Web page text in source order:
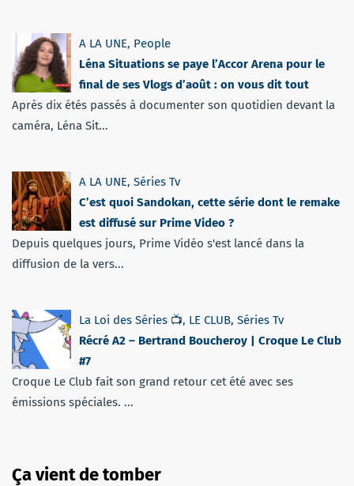
A LA UNE, People
Léna Situations se paye l’Accor Arena pour le
final de ses Vlogs d’août : on vous dit tout
Après dix étés passés à documenter son quotidien devant la
caméra, Léna Sit...
A LA UNE, Séries Tv
C’est quoi Sandokan, cette série dont le remake
est diffusé sur Prime Video ?
Depuis quelques jours, Prime Vidéo s'est lancé dans la
diffusion de la vers...
La Loi des Séries 📺, LE CLUB, Séries Tv
Récré A2 – Bertrand Boucheroy | Croque Le Club
#7
Croque Le Club fait son grand retour cet été avec ses
émissions spéciales. ...
Ça vient de tomber